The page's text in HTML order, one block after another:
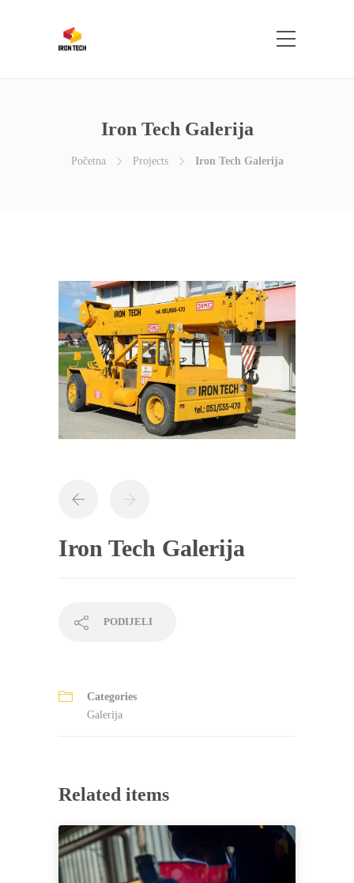
Iron Tech Galerija
Početna Projects Iron Tech Galerija
Iron Tech Galerija
PODIJELI
Categories
Galerija
Related items